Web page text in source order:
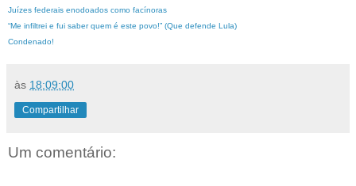
Juízes federais enodoados como facínoras
“Me infiltrei e fui saber quem é este povo!” (Que defende Lula)
Condenado!
às 18:09:00
Compartilhar
Um comentário: